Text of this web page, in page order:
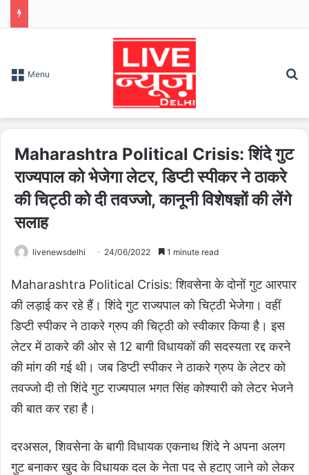
Menu
Maharashtra Political Crisis: शिंदे गुट
राज्यपाल को भेजेगा लेटर, डिप्टी स्पीकर ने ठाकरे
की चिट्ठी को दी तवज्जो, कानूनी विशेषज्ञों की लेंगे
सलाह
livenewsdelhi 24/06/2022 1 minute read
Maharashtra Political Crisis: शिवसेना के दोनों गुट आरपार
की लड़ाई कर रहे हैं। शिंदे गुट राज्यपाल को चिट्ठी भेजेगा। वहीं
डिप्टी स्पीकर ने ठाकरे ग्रुप की चिट्ठी को स्वीकार किया है। इस
लेटर में ठाकरे की ओर से 12 बागी विधायकों की सदस्यता रद्द करने
की मांग की गई थी। जब डिप्टी स्पीकर ने ठाकरे ग्रुप के लेटर को
तवज्जो ​दी तो शिंदे गुट राज्यपाल भगत सिंह कोश्यारी को लेटर भेजने
की बात कर रहा है।
दरअसल, शिवसेना के बागी विधायक एकनाथ शिंदे ने अपना अलग
गुट बनाकर खुद के विधायक दल के नेता पद से हटाए जाने को लेकर